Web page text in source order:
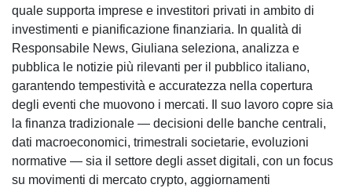
quale supporta imprese e investitori privati in ambito di
investimenti e pianificazione finanziaria. In qualità di
Responsabile News, Giuliana seleziona, analizza e
pubblica le notizie più rilevanti per il pubblico italiano,
garantendo tempestività e accuratezza nella copertura
degli eventi che muovono i mercati. Il suo lavoro copre sia
la finanza tradizionale — decisioni delle banche centrali,
dati macroeconomici, trimestrali societarie, evoluzioni
normative — sia il settore degli asset digitali, con un focus
su movimenti di mercato crypto, aggiornamenti